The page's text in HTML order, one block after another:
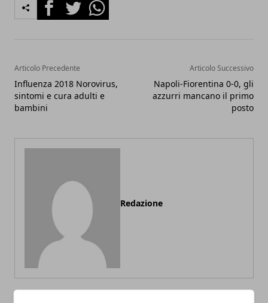
Articolo Precedente
Influenza 2018 Norovirus,
sintomi e cura adulti e
bambini
Articolo Successivo
Napoli-Fiorentina 0-0, gli
azzurri mancano il primo
posto
Redazione